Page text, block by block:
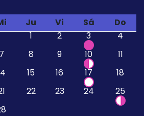
Ju Vi Sá
Do
1
2 3
4
7 8 9 10
11
15 16 17
18
22 23 24
25